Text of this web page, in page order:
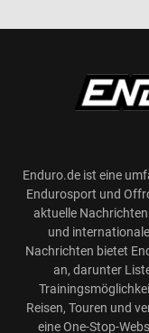
Enduro.de ist eine
Endurosport und
aktuelle
und
Nachrichten bietet
an, darunter
Reisen, Touren und
eine One-Stop-